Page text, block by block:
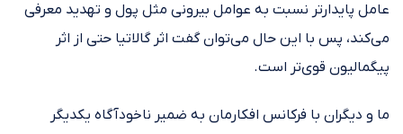
عامل پایدارتر نسبت به عوامل بیرونی مثل پول و تهدید معرفی
می‌کند، پس با این حال می‌توان گفت اثر گالاتیا حتی از اثر
پیگمالیون قوی‌تر است.
ما و دیگران با فرکانس افکارمان به ضمیر ناخودآگاه یکدیگر